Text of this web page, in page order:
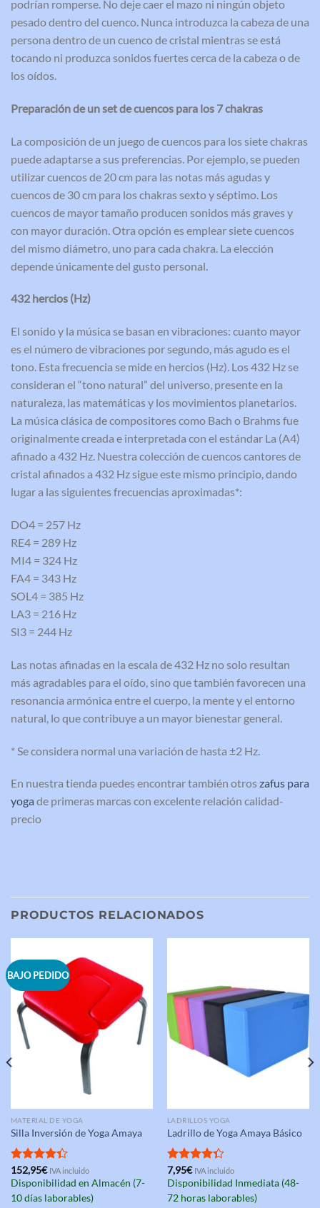
podrían romperse. No deje caer el mazo ni ningún objeto
pesado dentro del cuenco. Nunca introduzca la cabeza de una
persona dentro de un cuenco de cristal mientras se está
tocando ni produzca sonidos fuertes cerca de la cabeza o de
los oídos.
Preparación de un set de cuencos para los 7 chakras
La composición de un juego de cuencos para los siete chakras
puede adaptarse a sus preferencias. Por ejemplo, se pueden
utilizar cuencos de 20 cm para las notas más agudas y
cuencos de 30 cm para los chakras sexto y séptimo. Los
cuencos de mayor tamaño producen sonidos más graves y
con mayor duración. Otra opción es emplear siete cuencos
del mismo diámetro, uno para cada chakra. La elección
depende únicamente del gusto personal.
432 hercios (Hz)
El sonido y la música se basan en vibraciones: cuanto mayor
es el número de vibraciones por segundo, más agudo es el
tono. Esta frecuencia se mide en hercios (Hz). Los 432 Hz se
consideran el “tono natural” del universo, presente en la
naturaleza, las matemáticas y los movimientos planetarios.
La música clásica de compositores como Bach o Brahms fue
originalmente creada e interpretada con el estándar La (A4)
afinado a 432 Hz. Nuestra colección de cuencos cantores de
cristal afinados a 432 Hz sigue este mismo principio, dando
lugar a las siguientes frecuencias aproximadas*:
DO4 = 257 Hz
RE4 = 289 Hz
MI4 = 324 Hz
FA4 = 343 Hz
SOL4 = 385 Hz
LA3 = 216 Hz
SI3 = 244 Hz
Las notas afinadas en la escala de 432 Hz no solo resultan
más agradables para el oído, sino que también favorecen una
resonancia armónica entre el cuerpo, la mente y el entorno
natural, lo que contribuye a un mayor bienestar general.
* Se considera normal una variación de hasta ±2 Hz.
En nuestra tienda puedes encontrar también otroszafus para
yoga de primeras marcas con excelente relación calidad-
precio
PRODUCTOS RELACIONADOS
BAJO PEDIDO
MATERIAL DE YOGA
Silla Inversión de Yoga Amaya
Valorado
con4.33
de 5
152,95€ IVA incluido
Disponibilidad en Almacén (7-
10 días laborables)
LADRILLOS YOGA
Ladrillo de Yoga Amaya Básico
Valorado
con4.33
de 5
7,95€ IVA incluido
Disponibilidad Inmediata (48-
72 horas laborables)